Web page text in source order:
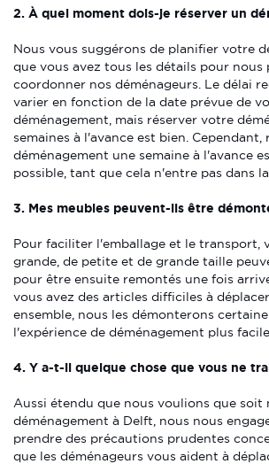
2. À quel moment dois-je réserver un
Nous vous suggérons de planifier votre
que vous avez tous les détails pour nous
coordonner nos déménageurs. Le délai
varier en fonction de la date prévue de
déménagement, mais réserver votre
semaines à l'avance est bien. Cependant,
déménagement une semaine à l'avance
possible, tant que cela n'entre pas dans
3. Mes meubles peuvent-ils être
Pour faciliter l'emballage et le transport,
grande, de petite et de grande taille
pour être ensuite remontés une fois
vous avez des articles difficiles à
ensemble, nous les démonterons
l'expérience de déménagement plus facile.
4. Y a-t-il quelque chose que vous ne
Aussi étendu que nous voulions que soit
déménagement à Delft, nous nous
prendre des précautions prudentes
que les déménageurs vous aident à